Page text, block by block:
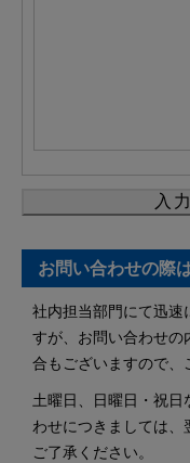
お問い合わせの際
社内担当部門にて迅速
すが、お問い合わせの
合もございますので、
土曜日、日曜日・祝日
わせにつきましては、
ご了承ください。